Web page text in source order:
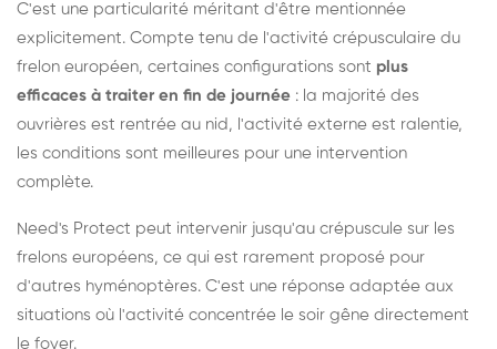
C'est une particularité méritant d'être mentionnée
explicitement. Compte tenu de l'activité crépusculaire du
frelon européen, certaines configurations sont plus
efficaces à traiter en fin de journée : la majorité des
ouvrières est rentrée au nid, l'activité externe est ralentie,
les conditions sont meilleures pour une intervention
complète.
Need's Protect peut intervenir jusqu'au crépuscule sur les
frelons européens, ce qui est rarement proposé pour
d'autres hyménoptères. C'est une réponse adaptée aux
situations où l'activité concentrée le soir gêne directement
le foyer.